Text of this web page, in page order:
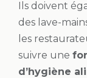
Ils doivent
des lave-
les
suivre une
d’hygiène